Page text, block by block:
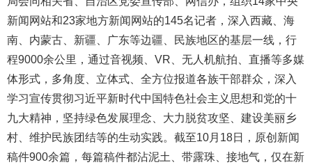
新闻网站和23家地方新闻网站的145名记者，深入西藏、海
南、内蒙古、新疆、广东等边疆、民族地区的基层一线，行
程9000余公里，通过音视频、VR、无人机航拍、直播等多媒
体形式，多角度、立体式、全方位报道各族干部群众，深入
学习宣传贯彻习近平新时代中国特色社会主义思想和党的十
九大精神，坚持绿色发展理念、大力脱贫攻坚、建设美丽乡
村、维护民族团结等的生动实践。截至10月18日，原创新闻
稿件900余篇，每篇稿件都沾泥土、带露珠、接地气，仅在新